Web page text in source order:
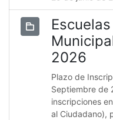
2026
Plazo de
Septiembre de
inscripciones
al Ciudadano),